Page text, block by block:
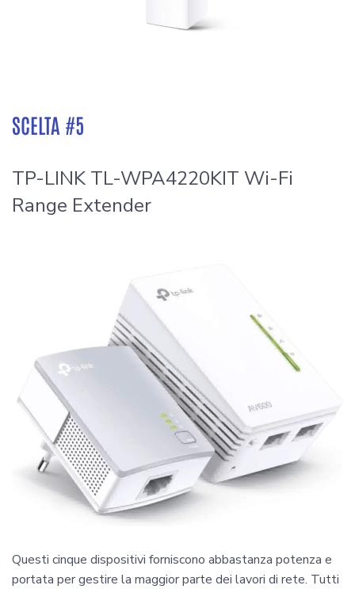
SCELTA #5
TP-LINK TL-WPA4220KIT Wi-Fi
Range Extender
Questi cinque dispositivi forniscono abbastanza potenza e
portata per gestire la maggior parte dei lavori di rete. Tutti